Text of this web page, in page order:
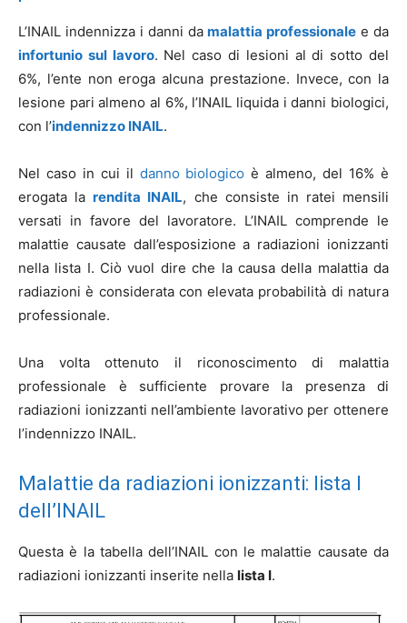
L’INAIL indennizza i danni damalattia professionale e da
infortunio sul lavoro. Nel caso di lesioni al di sotto del
6%, l’ente non eroga alcuna prestazione. Invece, con la
lesione pari almeno al 6%, l’INAIL liquida i danni biologici,
con l’indennizzo INAIL.
Nel caso in cui il danno biologico è almeno, del 16% è
erogata larendita INAIL, che consiste in ratei mensili
versati in favore del lavoratore. L’INAIL comprende le
malattie causate dall’esposizione a radiazioni ionizzanti
nella lista I. Ciò vuol dire che la causa della malattia da
radiazioni è considerata con elevata probabilità di natura
professionale.
Una volta ottenuto il riconoscimento di malattia
professionale è sufficiente provare la presenza di
radiazioni ionizzanti nell’ambiente lavorativo per ottenere
l’indennizzo INAIL.
Malattie da radiazioni ionizzanti: lista I
dell’INAIL
Questa è la tabella dell’INAIL con le malattie causate da
radiazioni ionizzanti inserite nella lista I.